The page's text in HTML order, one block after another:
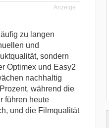
Anzeige
zu langen
und
sondern
Optimex und Easy2
nachhaltig
während die
führen heute
und die Filmqualität